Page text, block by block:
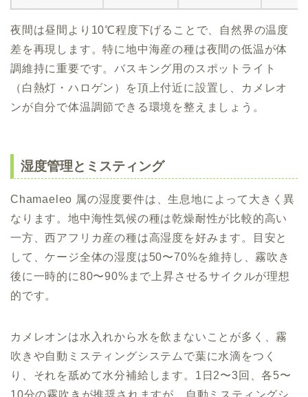
夜間は昼間より10℃程度下げることで、自然界の温度
差を再現します。特に地中海産の種は夜間の低温が体
調維持に重要です。バスキング用のスポットライト
（白熱灯・ハロゲン）を頂上付近に設置し、カメレオ
ンが自分で体温調節できる環境を整えましょう。
湿度管理とミスティング
Chamaeleo 属の湿度要件は、生息地によって大きく異
なります。地中海性気候の種は乾燥耐性が比較的高い
一方、西アフリカ産の種は高湿度を好みます。目安と
して、ケージ全体の湿度は50〜70%を維持し、霧吹き
後に一時的に80〜90%まで上昇させるサイクルが理想
的です。
カメレオンは水入れから水を飲まないことが多く、霧
吹きや自動ミスティングシステムで葉に水滴をつく
り、それを舐めて水分補給します。1日2〜3回、各5〜
10分の霧吹きが推奨されますが、自動ミスティングシ